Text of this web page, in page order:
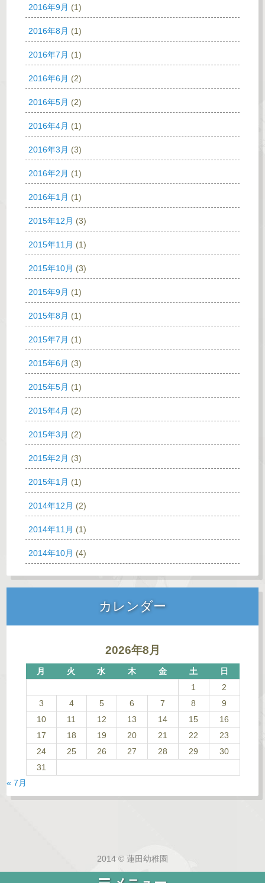
2016年9月 (1)
2016年8月 (1)
2016年7月 (1)
2016年6月 (2)
2016年5月 (2)
2016年4月 (1)
2016年3月 (3)
2016年2月 (1)
2016年1月 (1)
2015年12月 (3)
2015年11月 (1)
2015年10月 (3)
2015年9月 (1)
2015年8月 (1)
2015年7月 (1)
2015年6月 (3)
2015年5月 (1)
2015年4月 (2)
2015年3月 (2)
2015年2月 (3)
2015年1月 (1)
2014年12月 (2)
2014年11月 (1)
2014年10月 (4)
カレンダー
2026年8月
月 火 水 木 金 土
日
1
2
3
4 5 6 7 8
9
10
11 12 13 14 15
16
17
18 19 20 21 22
23
24
25 26 27 28 29
30
31
« 7月
2014 © 蓮田幼稚園